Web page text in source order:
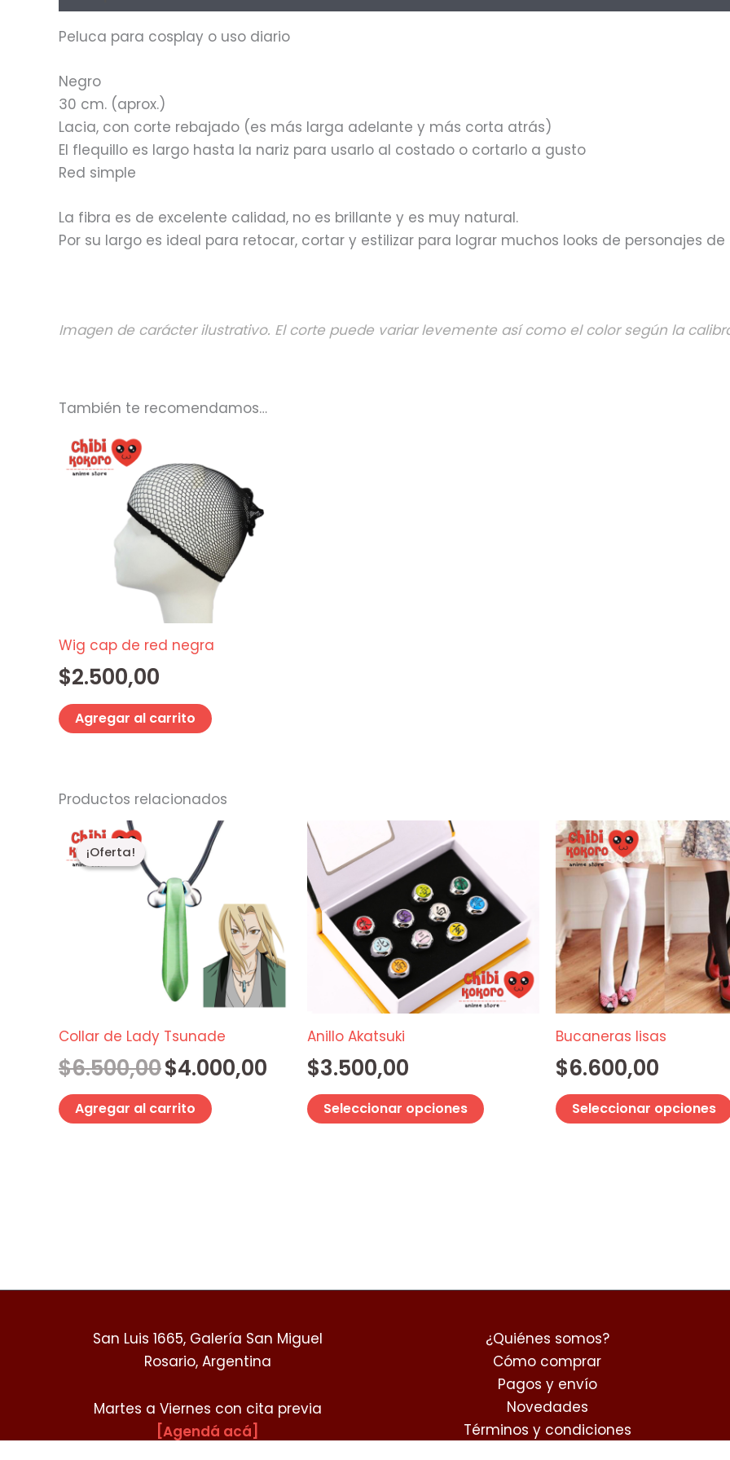
Peluca para cosplay o uso diario
Negro
30 cm. (aprox.)
Lacia, con corte rebajado (es más larga adelante y más corta atrás)
El flequillo es largo hasta la nariz para usarlo al costado o cortarlo a gusto
Red simple
La fibra es de excelente calidad, no es brillante y es muy natural.
Por su largo es ideal para retocar, cortar y estilizar para lograr muchos looks de personajes
Imagen de carácter ilustrativo. El corte puede variar levemente así como el color según la
También te recomendamos…
Wig cap de red negra
$2.500,00
Agregar al carrito
Productos relacionados
¡Oferta!
¡Oferta!
Collar de Lady Tsunade
$6.500,00
original
era:
$6.500,00.
$4.000,00
$4.000,00.
Agregar al carrito
Anillo Akatsuki
$3.500,00
Seleccionar opciones
tiene
múltiples
variantes.
Las
opciones
se
pueden
página
Bucaneras lisas
$6.600,00
Seleccionar opciones
San Luis 1665, Galería San Miguel
Rosario, Argentina
Martes a Viernes con cita previa
[Agendá acá]
¿Quiénes somos?
Cómo comprar
Pagos y envío
Novedades
Términos y condiciones